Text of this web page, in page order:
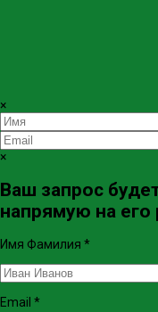
×
×
Ваш запрос
напрямую на его
Имя Фамилия *
Email *